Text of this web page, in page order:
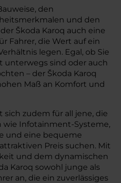
den
und den
Škoda Karoq auch eine
Fahrer, die Wert auf ein
legen. Egal, ob Sie
unterwegs sind oder auch
– der Škoda Karoq
Maß an Komfort und
sich zudem für all jene, die
wie Infotainment-Systeme,
und eine bequeme
Preis suchen. Mit
und dem dynamischen
Karoq sowohl junge als
an, die ein zuverlässiges